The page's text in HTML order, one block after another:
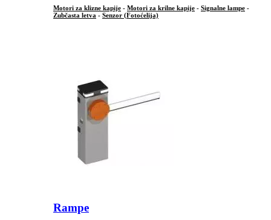
Motori za klizne kapije - Motori za krilne kapije - Signalne lampe -
Zubčasta letva - Senzor (Fotoćelija)
Rampe